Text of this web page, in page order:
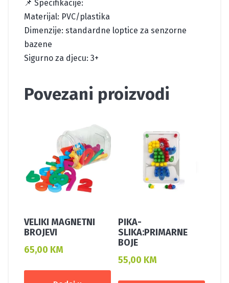
📌 Specifikacije:
Materijal: PVC/plastika
Dimenzije: standardne loptice za senzorne
bazene
Sigurno za djecu: 3+
Povezani proizvodi
VELIKI MAGNETNI
BROJEVI
65,00 KM
PIKA-
SLIKA:PRIMARNE
BOJE
55,00 KM